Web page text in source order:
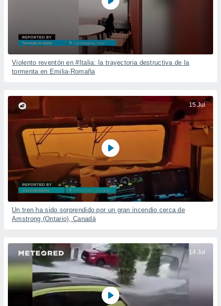
Violento reventón en #Italia: la trayectoria destructiva de la
tormenta en Emilia-Romaña
15 Jul
Un tren ha sido sorprendido por un gran incendio cerca de
Amstrong (Ontario), Canadá
14 Jul